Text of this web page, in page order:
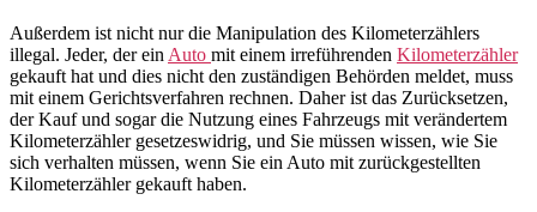
Außerdem ist nicht nur die Manipulation des Kilometerzählers
illegal. Jeder, der ein Auto mit einem irreführenden Kilometerzähler
gekauft hat und dies nicht den zuständigen Behörden meldet, muss
mit einem Gerichtsverfahren rechnen. Daher ist das Zurücksetzen,
der Kauf und sogar die Nutzung eines Fahrzeugs mit verändertem
Kilometerzähler gesetzeswidrig, und Sie müssen wissen, wie Sie
sich verhalten müssen, wenn Sie ein Auto mit zurückgestellten
Kilometerzähler gekauft haben.